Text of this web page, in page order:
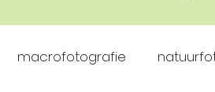
macrofotografie